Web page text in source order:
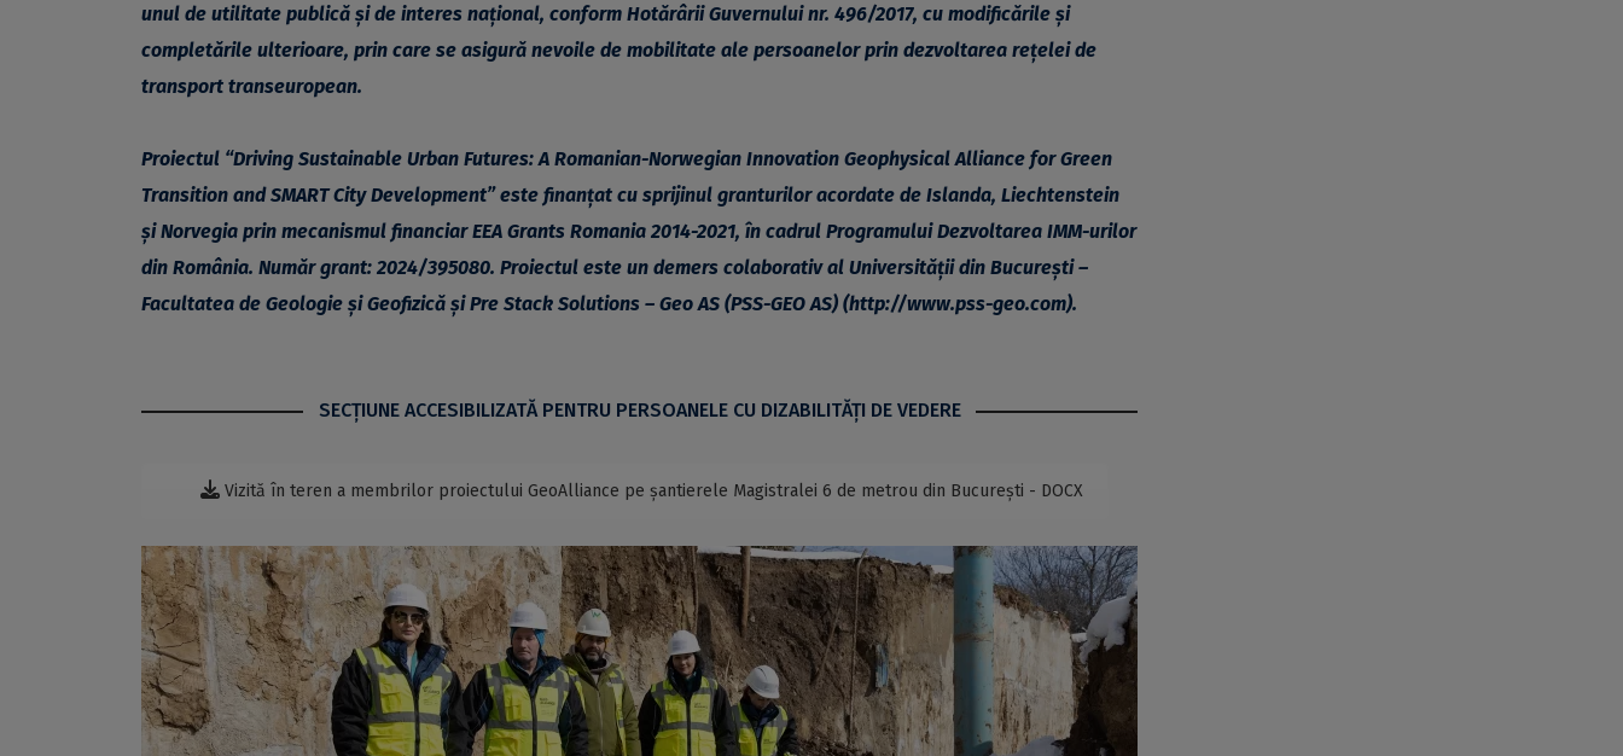
unul de utilitate publică și de interes național, conform Hotărârii Guvernului nr. 496/2017, cu modificările și
completările ulterioare, prin care se asigură nevoile de mobilitate ale persoanelor prin dezvoltarea rețelei de
transport transeuropean.
Proiectul “Driving Sustainable Urban Futures: A Romanian-Norwegian Innovation Geophysical Alliance for Green
Transition and SMART City Development” este finanțat cu sprijinul granturilor acordate de Islanda, Liechtenstein
și Norvegia prin mecanismul financiar EEA Grants Romania 2014-2021, în cadrul Programului Dezvoltarea IMM-urilor
din România. Număr grant: 2024/395080. Proiectul este un demers colaborativ al Universității din București –
Facultatea de Geologie și Geofizică și Pre Stack Solutions – Geo AS (PSS-GEO AS) (http://www.pss-geo.com).
SECŢIUNE ACCESIBILIZATĂ PENTRU PERSOANELE CU DIZABILITĂŢI DE VEDERE
Vizită în teren a membrilor proiectului GeoAlliance pe șantierele Magistralei 6 de metrou din București - DOCX